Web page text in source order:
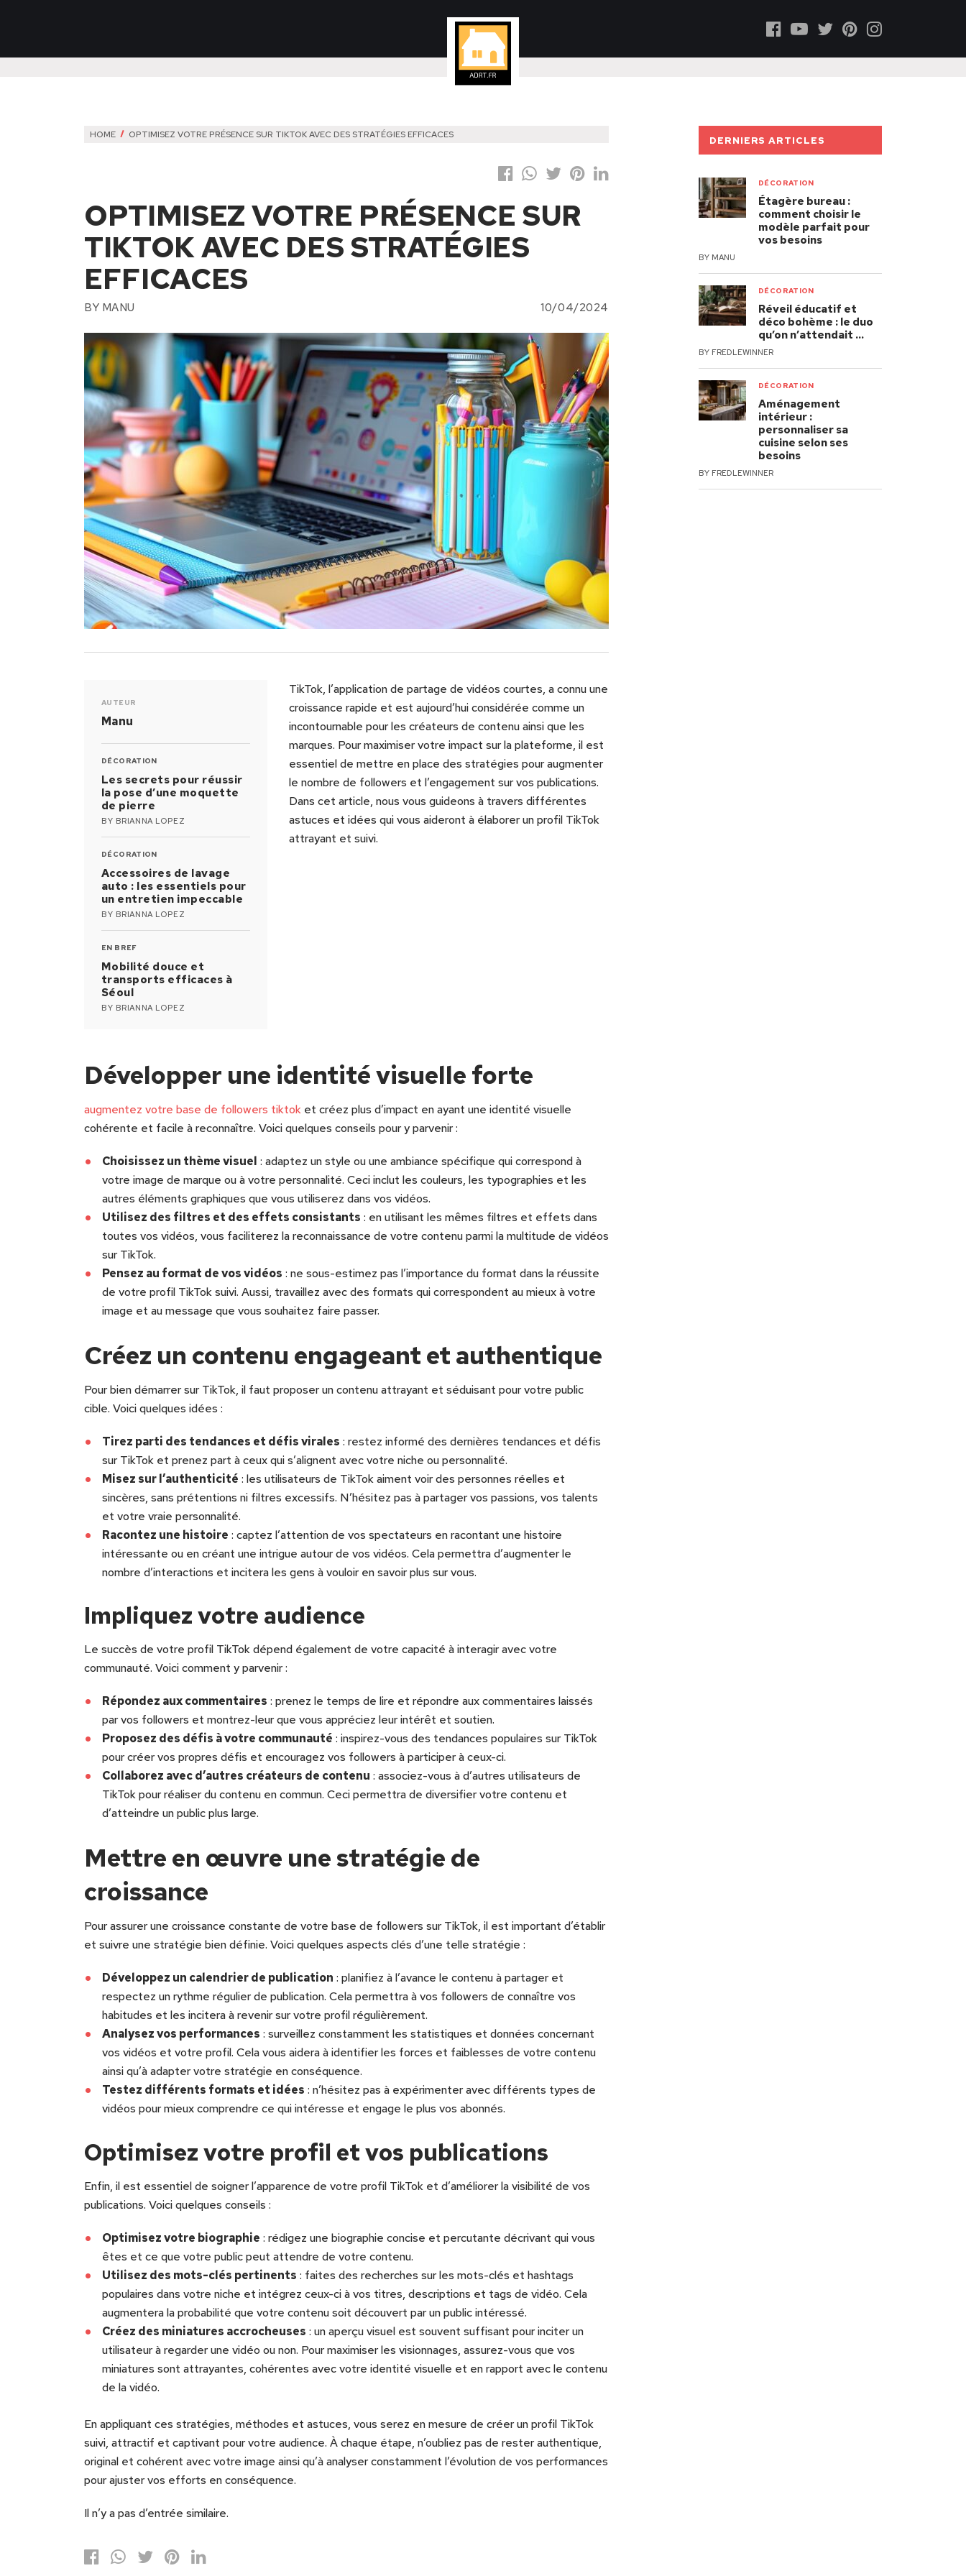
HOME OPTIMISEZ VOTRE PRÉSENCE SUR TIKTOK AVEC DES STRATÉGIES EFFICACES
OPTIMISEZ VOTRE PRÉSENCE SUR
TIKTOK AVEC DES STRATÉGIES
EFFICACES
BY MANU 10/04/2024
AUTEUR
Manu
DÉCORATION
Les secrets pour réussir
la pose d’une moquette
de pierre
BY BRIANNA LOPEZ
DÉCORATION
Accessoires de lavage
auto : les essentiels pour
un entretien impeccable
BY BRIANNA LOPEZ
EN BREF
Mobilité douce et
transports efficaces à
Séoul
BY BRIANNA LOPEZ
TikTok, l’application de partage de vidéos courtes, a connu une
croissance rapide et est aujourd’hui considérée comme un
incontournable pour les créateurs de contenu ainsi que les
marques. Pour maximiser votre impact sur la plateforme, il est
essentiel de mettre en place des stratégies pour augmenter
le nombre de followers et l’engagement sur vos publications.
Dans cet article, nous vous guideons à travers différentes
astuces et idées qui vous aideront à élaborer un profil TikTok
attrayant et suivi.
Développer une identité visuelle forte
augmentez votre base de followers tiktok et créez plus d’impact en ayant une identité visuelle
cohérente et facile à reconnaître. Voici quelques conseils pour y parvenir :
Choisissez un thème visuel : adaptez un style ou une ambiance spécifique qui correspond à
votre image de marque ou à votre personnalité. Ceci inclut les couleurs, les typographies et les
autres éléments graphiques que vous utiliserez dans vos vidéos.
Utilisez des filtres et des effets consistants : en utilisant les mêmes filtres et effets dans
toutes vos vidéos, vous faciliterez la reconnaissance de votre contenu parmi la multitude de vidéos
sur TikTok.
Pensez au format de vos vidéos : ne sous-estimez pas l’importance du format dans la réussite
de votre profil TikTok suivi. Aussi, travaillez avec des formats qui correspondent au mieux à votre
image et au message que vous souhaitez faire passer.
Créez un contenu engageant et authentique
Pour bien démarrer sur TikTok, il faut proposer un contenu attrayant et séduisant pour votre public
cible. Voici quelques idées :
Tirez parti des tendances et défis virales : restez informé des dernières tendances et défis
sur TikTok et prenez part à ceux qui s’alignent avec votre niche ou personnalité.
Misez sur l’authenticité : les utilisateurs de TikTok aiment voir des personnes réelles et
sincères, sans prétentions ni filtres excessifs. N’hésitez pas à partager vos passions, vos talents
et votre vraie personnalité.
Racontez une histoire : captez l’attention de vos spectateurs en racontant une histoire
intéressante ou en créant une intrigue autour de vos vidéos. Cela permettra d’augmenter le
nombre d’interactions et incitera les gens à vouloir en savoir plus sur vous.
Impliquez votre audience
Le succès de votre profil TikTok dépend également de votre capacité à interagir avec votre
communauté. Voici comment y parvenir :
Répondez aux commentaires : prenez le temps de lire et répondre aux commentaires laissés
par vos followers et montrez-leur que vous appréciez leur intérêt et soutien.
Proposez des défis à votre communauté : inspirez-vous des tendances populaires sur TikTok
pour créer vos propres défis et encouragez vos followers à participer à ceux-ci.
Collaborez avec d’autres créateurs de contenu : associez-vous à d’autres utilisateurs de
TikTok pour réaliser du contenu en commun. Ceci permettra de diversifier votre contenu et
d’atteindre un public plus large.
Mettre en œuvre une stratégie de
croissance
Pour assurer une croissance constante de votre base de followers sur TikTok, il est important d’établir
et suivre une stratégie bien définie. Voici quelques aspects clés d’une telle stratégie :
Développez un calendrier de publication : planifiez à l’avance le contenu à partager et
respectez un rythme régulier de publication. Cela permettra à vos followers de connaître vos
habitudes et les incitera à revenir sur votre profil régulièrement.
Analysez vos performances : surveillez constamment les statistiques et données concernant
vos vidéos et votre profil. Cela vous aidera à identifier les forces et faiblesses de votre contenu
ainsi qu’à adapter votre stratégie en conséquence.
Testez différents formats et idées : n’hésitez pas à expérimenter avec différents types de
vidéos pour mieux comprendre ce qui intéresse et engage le plus vos abonnés.
Optimisez votre profil et vos publications
Enfin, il est essentiel de soigner l’apparence de votre profil TikTok et d’améliorer la visibilité de vos
publications. Voici quelques conseils :
Optimisez votre biographie : rédigez une biographie concise et percutante décrivant qui vous
êtes et ce que votre public peut attendre de votre contenu.
Utilisez des mots-clés pertinents : faites des recherches sur les mots-clés et hashtags
populaires dans votre niche et intégrez ceux-ci à vos titres, descriptions et tags de vidéo. Cela
augmentera la probabilité que votre contenu soit découvert par un public intéressé.
Créez des miniatures accrocheuses : un aperçu visuel est souvent suffisant pour inciter un
utilisateur à regarder une vidéo ou non. Pour maximiser les visionnages, assurez-vous que vos
miniatures sont attrayantes, cohérentes avec votre identité visuelle et en rapport avec le contenu
de la vidéo.
En appliquant ces stratégies, méthodes et astuces, vous serez en mesure de créer un profil TikTok
suivi, attractif et captivant pour votre audience. À chaque étape, n’oubliez pas de rester authentique,
original et cohérent avec votre image ainsi qu’à analyser constamment l’évolution de vos performances
pour ajuster vos efforts en conséquence.
Il n’y a pas d’entrée similaire.
DERNIERS ARTICLES
DÉCORATION
Étagère bureau :
comment choisir le
modèle parfait pour
vos besoins
BY MANU
DÉCORATION
Réveil éducatif et
déco bohème : le duo
qu’on n’attendait …
BY FREDLEWINNER
DÉCORATION
Aménagement
intérieur :
personnaliser sa
cuisine selon ses
besoins
BY FREDLEWINNER